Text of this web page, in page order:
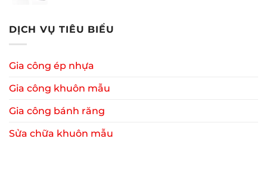
DỊCH VỤ TIÊU BIỂU
Gia công ép nhựa
Gia công khuôn mẫu
Gia công bánh răng
Sửa chữa khuôn mẫu